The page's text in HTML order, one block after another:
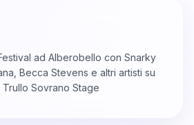
ad Alberobello con Snarky
Becca Stevens e altri artisti su
Sovrano Stage